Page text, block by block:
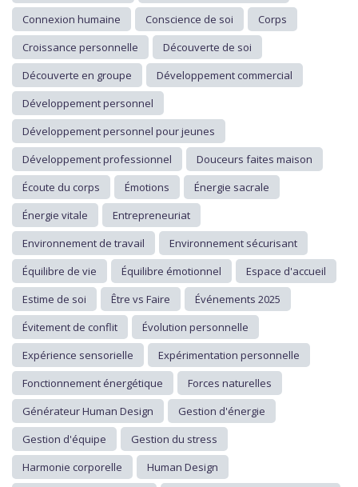
Connexion humaine
Conscience de soi
Corps
Croissance personnelle
Découverte de soi
Découverte en groupe
Développement commercial
Développement personnel
Développement personnel pour jeunes
Développement professionnel
Douceurs faites maison
Écoute du corps
Émotions
Énergie sacrale
Énergie vitale
Entrepreneuriat
Environnement de travail
Environnement sécurisant
Équilibre de vie
Équilibre émotionnel
Espace d'accueil
Estime de soi
Être vs Faire
Événements 2025
Évitement de conflit
Évolution personnelle
Expérience sensorielle
Expérimentation personnelle
Fonctionnement énergétique
Forces naturelles
Générateur Human Design
Gestion d'énergie
Gestion d'équipe
Gestion du stress
Harmonie corporelle
Human Design